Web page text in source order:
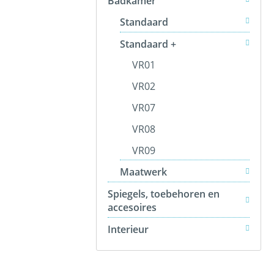
Standaard
Standaard +
VR01
VR02
VR07
VR08
VR09
Maatwerk
Spiegels, toebehoren en
accesoires
Interieur